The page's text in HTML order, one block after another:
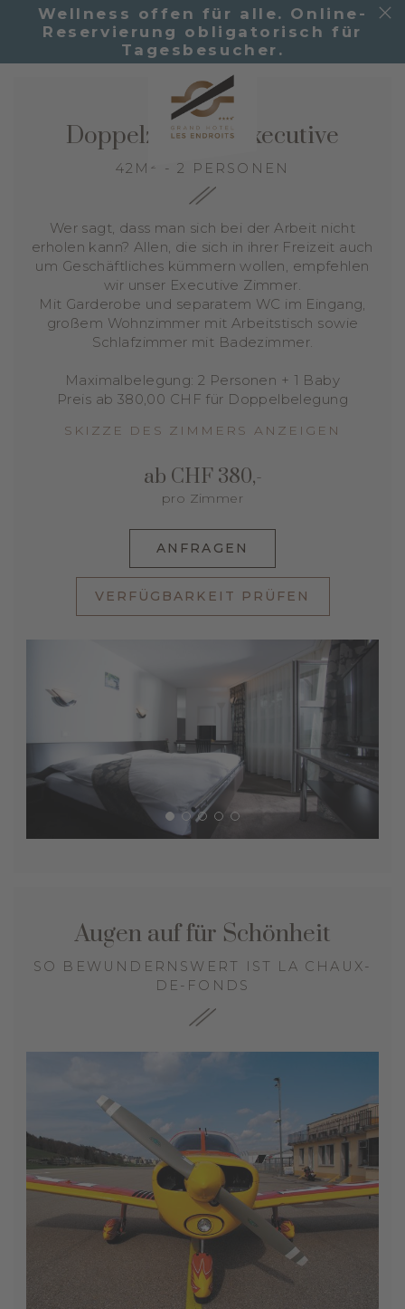
Wellness offen für alle. Online-
Reservierung obligatorisch für
Tagesbesucher.
Doppelzimmer Executive
42M² - 2 PERSONEN
Wer sagt, dass man sich bei der Arbeit nicht
erholen kann? Allen, die sich in ihrer Freizeit auch
um Geschäftliches kümmern wollen, empfehlen
wir unser Executive Zimmer.
Mit Garderobe und separatem WC im Eingang,
großem Wohnzimmer mit Arbeitstisch sowie
Schlafzimmer mit Badezimmer.
Maximalbelegung: 2 Personen + 1 Baby
Preis ab 380,00 CHF für Doppelbelegung
SKIZZE DES ZIMMERS ANZEIGEN
ab CHF 380,-
pro Zimmer
ANFRAGEN
VERFÜGBARKEIT PRÜFEN
Augen auf für Schönheit
SO BEWUNDERNSWERT IST LA CHAUX-
DE-FONDS